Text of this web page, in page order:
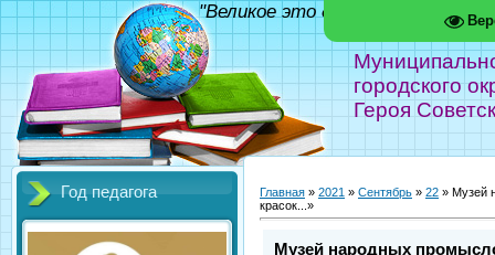
городского
Героя
"Великое это дело - школа!"
Год педагога Главная » 2021 » Сентябрь » 22 » Музей
красок...»
Музей народных